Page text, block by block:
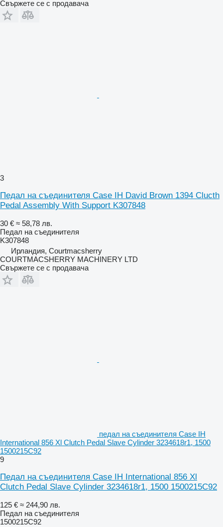
Свържете се с продавача
3
Педал на съединителя Case IH David Brown 1394 Clucth
Pedal Assembly With Support K307848
30 € ≈ 58,78 лв.
Педал на съединителя
K307848
Ирландия, Courtmacsherry
COURTMACSHERRY MACHINERY LTD
Свържете се с продавача
педал на съединителя Case IH
International 856 Xl Clutch Pedal Slave Cylinder 3234618r1, 1500
1500215C92
9
Педал на съединителя Case IH International 856 Xl
Clutch Pedal Slave Cylinder 3234618r1, 1500 1500215C92
125 € ≈ 244,90 лв.
Педал на съединителя
1500215C92